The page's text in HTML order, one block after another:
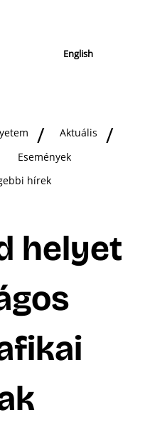
English
Aktuális
Események
hírek
helyet